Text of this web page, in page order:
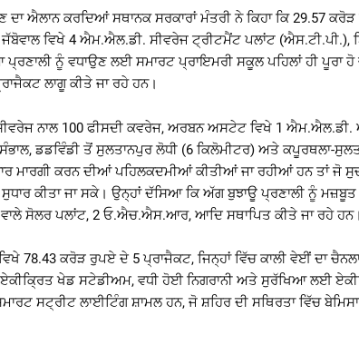
ਐਲਾਨ ਕਰਦਿਆਂ ਸਥਾਨਕ ਸਰਕਾਰਾਂ ਮੰਤਰੀ ਨੇ ਕਿਹਾ ਕਿ 29.57
ਵਿਖੇ 4 ਐਮ.ਐਲ.ਡੀ. ਸੀਵਰੇਜ ਟ੍ਰੀਟਮੈਂਟ ਪਲਾਂਟ (ਐਸ.ਟੀ.ਪੀ.),
ਨੂੰ ਵਧਾਉਣ ਲਈ ਸਮਾਰਟ ਪ੍ਰਾਇਮਰੀ ਸਕੂਲ ਪਹਿਲਾਂ ਹੀ ਪੂਰਾ ਹੋ
ਲਾਗੂ ਕੀਤੇ ਜਾ ਰਹੇ ਹਨ।
ਨਾਲ 100 ਫੀਸਦੀ ਕਵਰੇਜ, ਅਰਬਨ ਅਸਟੇਟ ਵਿਖੇ 1 ਐਮ.ਐਲ.ਡੀ.
ਡਡਵਿੰਡੀ ਤੋਂ ਸੁਲਤਾਨਪੁਰ ਲੋਧੀ (6 ਕਿਲੋਮੀਟਰ) ਅਤੇ ਕਪੂਰਥਲਾ-
ਮਾਰਗੀ ਕਰਨ ਦੀਆਂ ਪਹਿਲਕਦਮੀਆਂ ਕੀਤੀਆਂ ਜਾ ਰਹੀਆਂ ਹਨ ਤਾਂ ਜੋ
ਕੀਤਾ ਜਾ ਸਕੇ। ਉਨ੍ਹਾਂ ਦੱਸਿਆ ਕਿ ਅੱਗ ਬੁਝਾਊ ਪ੍ਰਣਾਲੀ ਨੂੰ ਮਜ਼ਬੂਤ
ਸੋਲਰ ਪਲਾਂਟ, 2 ਓ.ਐਚ.ਐਸ.ਆਰ, ਆਦਿ ਸਥਾਪਿਤ ਕੀਤੇ ਜਾ ਰਹੇ ਹਨ।
78.43 ਕਰੋੜ ਰੁਪਏ ਦੇ 5 ਪ੍ਰਾਜੈਕਟ, ਜਿਨ੍ਹਾਂ ਵਿੱਚ ਕਾਲੀ ਵੇਈਂ ਦਾ
ਏਕੀਕ੍ਰਿਤ ਖੇਡ ਸਟੇਡੀਅਮ, ਵਧੀ ਹੋਈ ਨਿਗਰਾਨੀ ਅਤੇ ਸੁਰੱਖਿਆ ਲਈ
ਸਟ੍ਰੀਟ ਲਾਈਟਿੰਗ ਸ਼ਾਮਲ ਹਨ, ਜੋ ਸ਼ਹਿਰ ਦੀ ਸਥਿਰਤਾ ਵਿੱਚ